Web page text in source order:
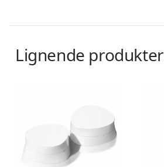
Lignende produkter